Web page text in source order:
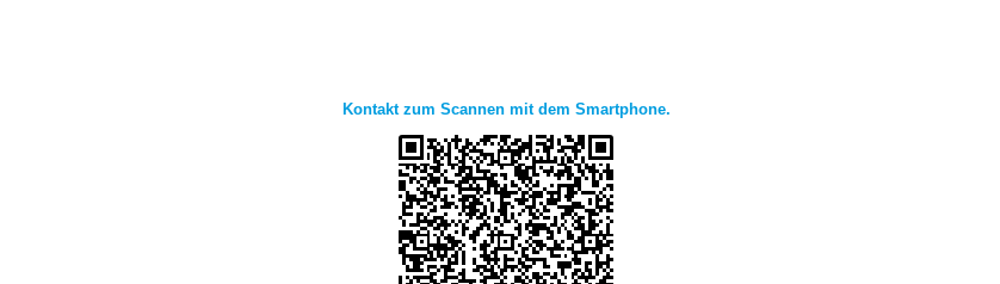
Kontakt zum Scannen mit dem Smartphone.